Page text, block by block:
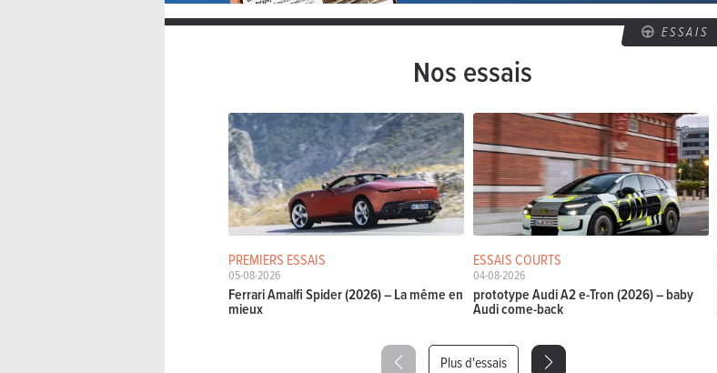
ESSAIS
Nos essais
PREMIERS ESSAIS
05-08-2026
Ferrari Amalfi Spider (2026) – La même en
mieux
ESSAIS COURTS
04-08-2026
prototype Audi A2 e-Tron (2026) – baby
Audi come-back
Plus d'essais